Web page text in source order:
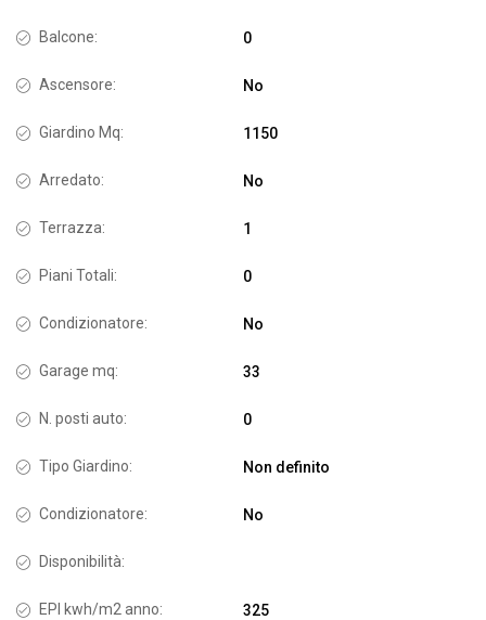
Balcone: 0
Ascensore: No
Giardino Mq: 1150
Arredato: No
Terrazza: 1
Piani Totali: 0
Condizionatore: No
Garage mq: 33
N. posti auto: 0
Tipo Giardino: Non definito
Condizionatore: No
Disponibilità:
EPI kwh/m2 anno: 325